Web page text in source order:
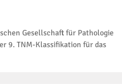
Gesellschaft für Pathologie
9. TNM-Klassifikation für das